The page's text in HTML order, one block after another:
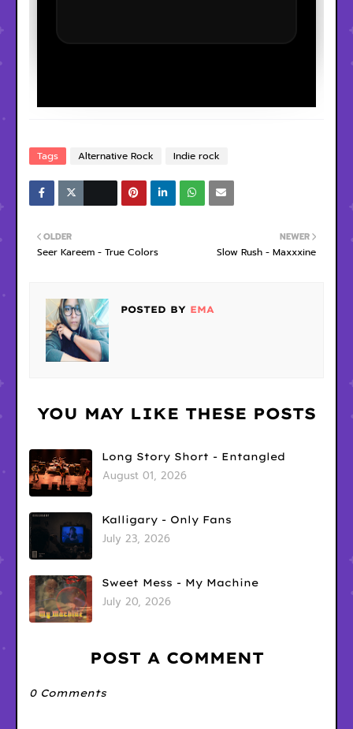
Tags Alternative Rock Indie rock
NEWER
Slow Rush - Maxxxine
OLDER
Seer Kareem - True Colors
POSTED BY EMA
YOU MAY LIKE THESE POSTS
Long Story Short - Entangled
August 01, 2026
Kalligary - Only Fans
July 23, 2026
Sweet Mess - My Machine
July 20, 2026
POST A COMMENT
0 Comments